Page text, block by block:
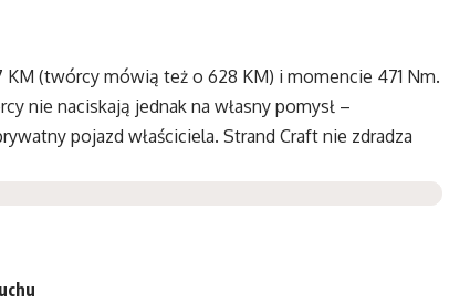
(twórcy mówią też o 628 KM) i momencie 471 Nm.
nie naciskają jednak na własny pomysł –
pojazd właściciela. Strand Craft nie zdradza